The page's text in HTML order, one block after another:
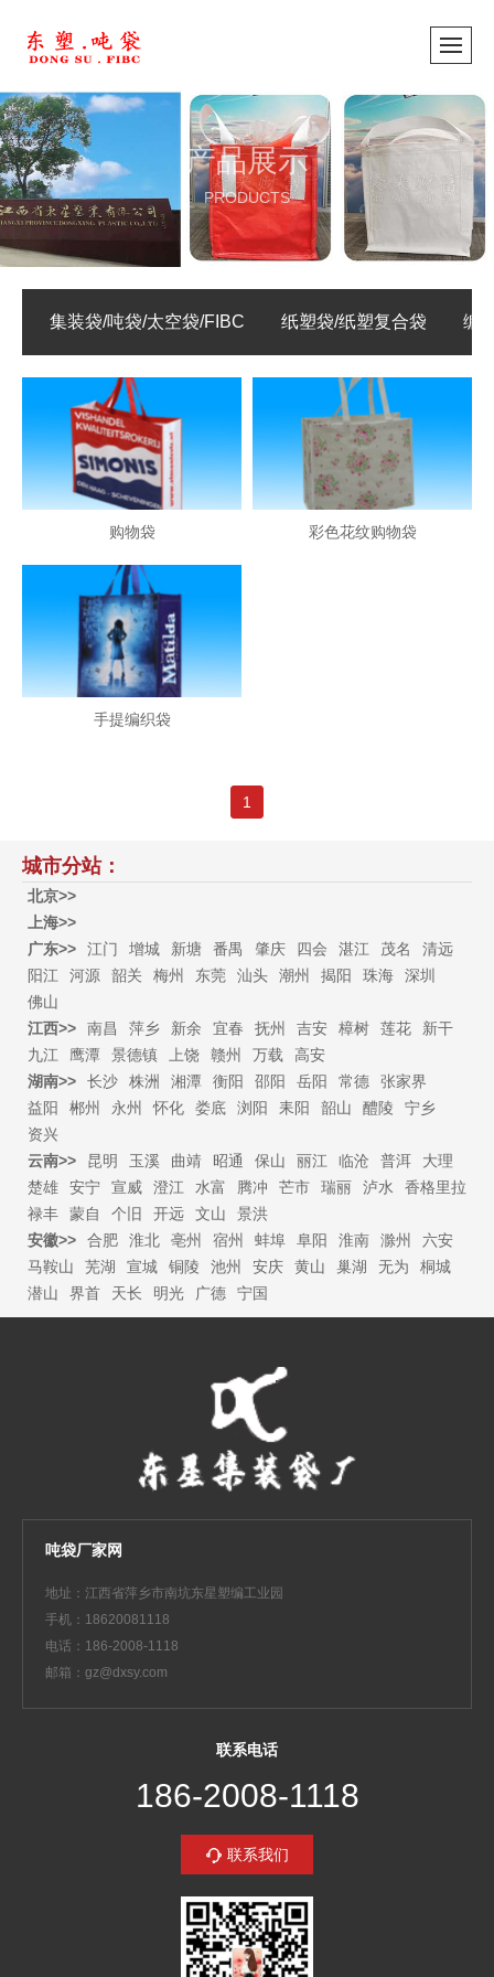
产品展示
PRODUCTS
集装袋/吨袋/太空袋/FIBC 纸塑袋/纸塑复合袋 编
购物袋 彩色花纹购物袋
手提编织袋
1
城市分站：
北京>>
上海>>
广东>>
江门 增城 新塘 番禺 肇庆 四会 湛江 茂名
清远
阳江
河源 韶关 梅州 东莞 汕头 潮州 揭阳 珠海
深圳
佛山
江西>>
南昌 萍乡 新余 宜春 抚州 吉安 樟树 莲花
新干
九江
鹰潭 景德镇 上饶 赣州 万载
高安
湖南>>
长沙 株洲 湘潭 衡阳 邵阳 岳阳 常德
张家界
益阳
郴州 永州 怀化 娄底 浏阳 耒阳 韶山 醴陵
宁乡
资兴
云南>>
昆明 玉溪 曲靖 昭通 保山 丽江 临沧 普洱
大理
楚雄
安宁 宣威 澄江 水富 腾冲 芒市 瑞丽 泸水
香格里拉
禄丰
蒙自 个旧 开远 文山
景洪
安徽>>
合肥 淮北 亳州 宿州 蚌埠 阜阳 淮南 滁州
六安
马鞍山
芜湖 宣城 铜陵 池州 安庆 黄山 巢湖 无为
桐城
潜山
界首 天长 明光 广德 宁国
吨袋厂家网
地址：江西省萍乡市南坑东星塑编工业园
手机：18620081118
电话：186-2008-1118
邮箱：gz@dxsy.com
联系电话
186-2008-1118
联系我们